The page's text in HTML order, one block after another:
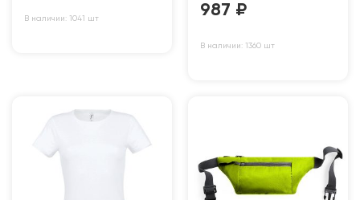
В наличии: 1041 шт 987 ₽
В наличии: 1360 шт